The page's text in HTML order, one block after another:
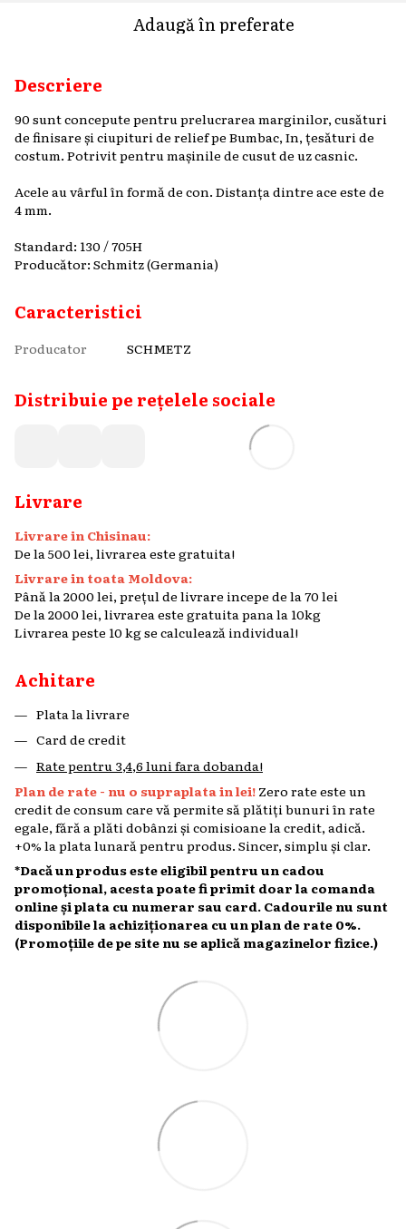
Adaugă în preferate
Descriere
90 sunt concepute pentru prelucrarea marginilor, cusături
de finisare și ciupituri de relief pe Bumbac, In, țesături de
costum. Potrivit pentru mașinile de cusut de uz casnic.
Acele au vârful în formă de con. Distanța dintre ace este de
4 mm.
Standard: 130 / 705H
Producător: Schmitz (Germania)
Caracteristici
Producator SCHMETZ
Distribuie pe rețelele sociale
Livrare
Livrare in Chisinau:
De la 500 lei, livrarea este gratuita!
Livrare in toata Moldova:
Până la 2000 lei, prețul de livrare incepe de la 70 lei
De la 2000 lei, livrarea este gratuita pana la 10kg
Livrarea peste 10 kg se calculează individual!
Achitare
Plata la livrare
Card de credit
Rate pentru 3,4,6 luni fara dobanda!
Plan de rate - nu o supraplata in lei! Zero rate este un
credit de consum care vă permite să plătiți bunuri în rate
egale, fără a plăti dobânzi și comisioane la credit, adică.
+0% la plata lunară pentru produs. Sincer, simplu și clar.
*Dacă un produs este eligibil pentru un cadou
promoțional, acesta poate fi primit doar la comanda
online și plata cu numerar sau card. Cadourile nu sunt
disponibile la achiziționarea cu un plan de rate 0%.
(Promoțiile de pe site nu se aplică magazinelor fizice.)